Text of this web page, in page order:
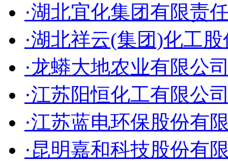
·湖北宜化集团有限责
·湖北祥云(集团)化工
·龙蟒大地农业有限公
·江苏阳恒化工有限公
·江苏蓝电环保股份有
·昆明嘉和科技股份有